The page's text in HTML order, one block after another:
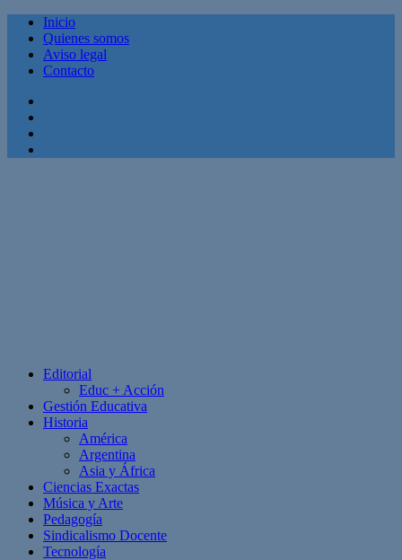
Inicio
Quienes somos
Aviso legal
Contacto
Editorial
Educ + Acción
Gestión Educativa
Historia
América
Argentina
Asia y África
Ciencias Exactas
Música y Arte
Pedagogía
Sindicalismo Docente
Tecnología